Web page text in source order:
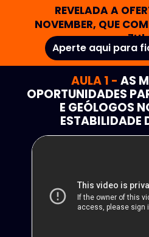
REVELADA A
NOVEMBER, QUE
7H!
Aperte aqui para
AULA 1 - AS
OPORTUNIDADES
E GEÓLOGOS
ESTABILIDADE